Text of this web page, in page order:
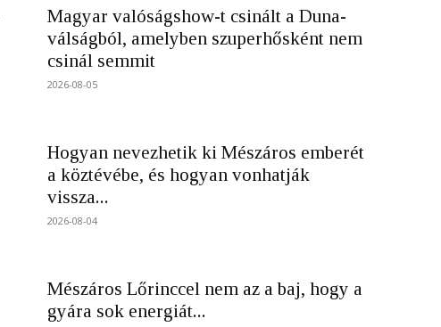
Magyar valóságshow-t csinált a Duna-
válságból, amelyben szuperhősként nem
csinál semmit
2026-08-05
Hogyan nevezhetik ki Mészáros emberét
a köztévébe, és hogyan vonhatják
vissza...
2026-08-04
Mészáros Lőrinccel nem az a baj, hogy a
gyára sok energiát...